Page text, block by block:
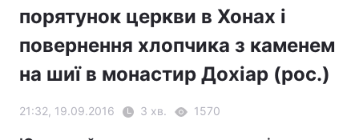
порятунок церкви в Хонах і
повернення хлопчика з каменем
на шиї в монастир Дохіар (рос.)
21:32, 19.09.2016 3 хв. 1570